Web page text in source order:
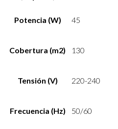
Potencia (W) 45
Cobertura (m2) 130
Tensión (V) 220-240
Frecuencia (Hz) 50/60